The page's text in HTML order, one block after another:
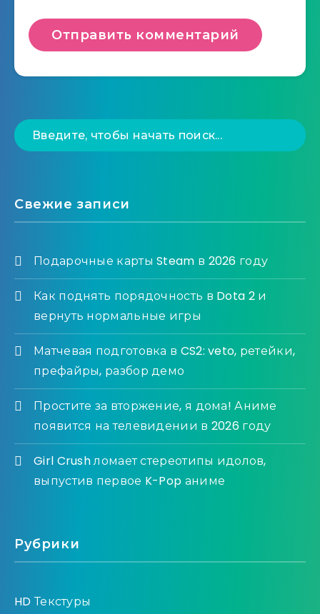
Свежие записи
Подарочные карты Steam в 2026 году
Как поднять порядочность в Dota 2 и
вернуть нормальные игры
Матчевая подготовка в CS2: veto, ретейки,
префайры, разбор демо
Простите за вторжение, я дома! Аниме
появится на телевидении в 2026 году
Girl Crush ломает стереотипы идолов,
выпустив первое K-Pop аниме
Рубрики
HD Текстуры